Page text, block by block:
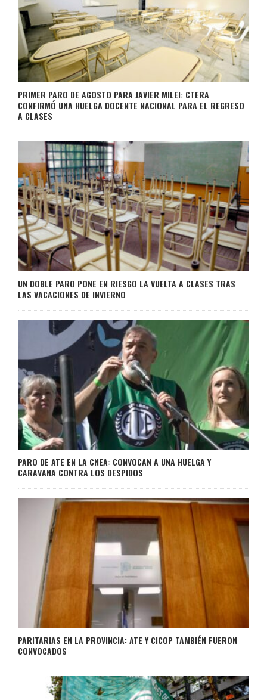
PRIMER PARO DE AGOSTO PARA JAVIER MILEI: CTERA
CONFIRMÓ UNA HUELGA DOCENTE NACIONAL PARA EL REGRESO
A CLASES
UN DOBLE PARO PONE EN RIESGO LA VUELTA A CLASES TRAS
LAS VACACIONES DE INVIERNO
PARO DE ATE EN LA CNEA: CONVOCAN A UNA HUELGA Y
CARAVANA CONTRA LOS DESPIDOS
PARITARIAS EN LA PROVINCIA: ATE Y CICOP TAMBIÉN FUERON
CONVOCADOS